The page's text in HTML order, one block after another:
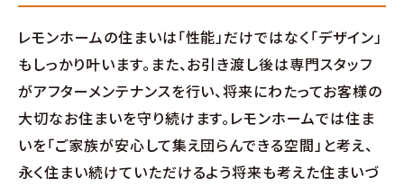
∟総合お問い合わせ
∟資料請求
∟来場予約
レモンホームの住まいは「性能」だけではなく「デザイン」
もしっかり叶います。また、お引き渡し後は専門スタッフ
がアフターメンテナンスを行い、将来にわたってお客様の
大切なお住まいを守り続けます。レモンホームでは住ま
いを「ご家族が安心して集え団らんできる空間」と考え、
永く住まい続けていただけるよう将来も考えた住まいづ